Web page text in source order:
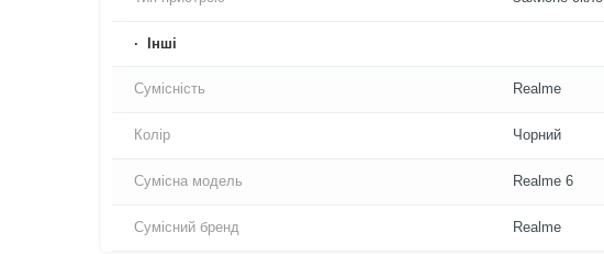
Iнші
Сумісність Realme
Колір Чорний
Сумісна модель Realme 6
Сумісний бренд Realme